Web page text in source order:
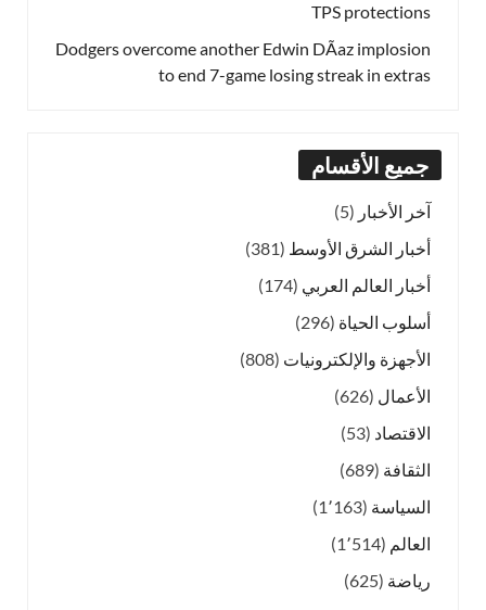
TPS protections
Dodgers overcome another Edwin DÃ­az implosion
to end 7-game losing streak in extras
جميع الأقسام
آخر الأخبار (5)
أخبار الشرق الأوسط (381)
أخبار العالم العربي (174)
أسلوب الحياة (296)
الأجهزة والإلكترونيات (808)
الأعمال (626)
الاقتصاد (53)
الثقافة (689)
السياسة (1٬163)
العالم (1٬514)
رياضة (625)